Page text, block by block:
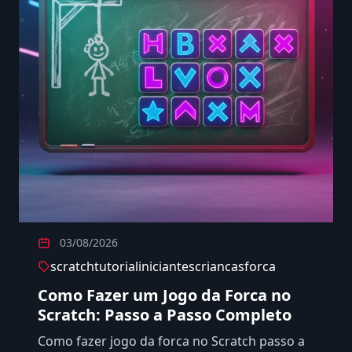
03/08/2026
scratchtutorialiniciantescriancasforca
Como Fazer um Jogo da Forca no
Scratch: Passo a Passo Completo
Como fazer jogo da forca no Scratch passo a